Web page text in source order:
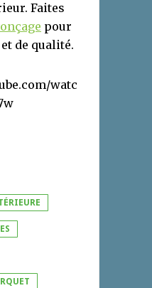
Faites
pour
de qualité.
watc